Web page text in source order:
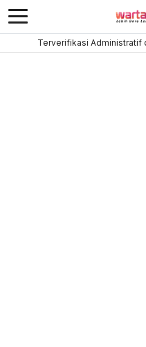
Terverifikasi Administratif